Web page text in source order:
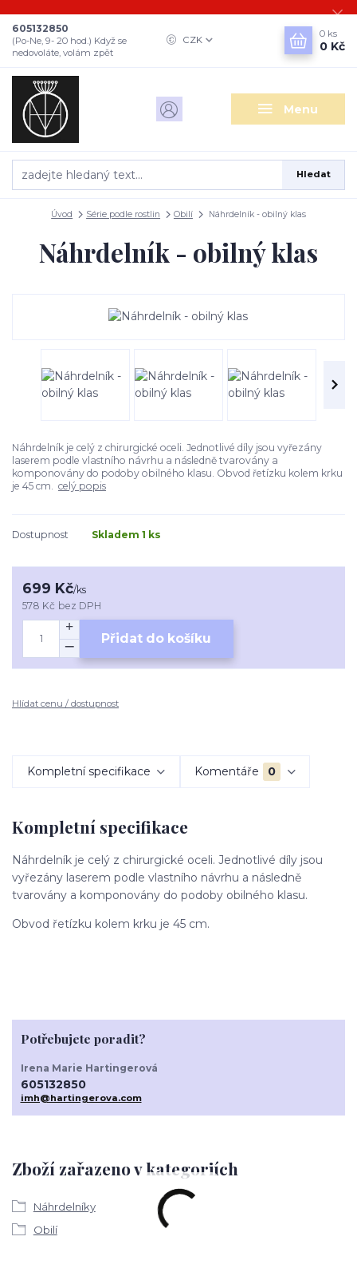
Menu
CZK
Hledat
605132850
(Po-Ne, 9- 20 hod.) Když se
nedovoláte, volám zpět
0 ks
0 Kč
Úvod Série podle rostlin Obilí Náhrdelník - obilný klas
Náhrdelník - obilný klas
Náhrdelník je celý z chirurgické oceli. Jednotlivé díly jsou vyřezány
laserem podle vlastního návrhu a následně tvarovány a
komponovány do podoby obilného klasu. Obvod řetízku kolem krku
je 45 cm. celý popis
Dostupnost Skladem 1 ks
699 Kč/ks
578 Kč bez DPH
Přidat do košíku
Hlídat cenu / dostupnost
Kompletní specifikace Komentáře 0
Kompletní specifikace
Náhrdelník je celý z chirurgické oceli. Jednotlivé díly jsou
vyřezány laserem podle vlastního návrhu a následně
tvarovány a komponovány do podoby obilného klasu.
Obvod řetízku kolem krku je 45 cm.
Zboží zařazeno v kategoriích
Náhrdelníky
Obilí
Potřebujete poradit?
Irena Marie Hartingerová
605132850
imh@hartingerova.com